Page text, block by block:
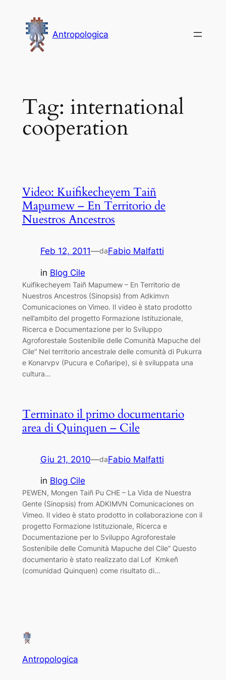
contenuto
Antropologica
Tag: international
cooperation
Video: Kuifikecheyem Taiñ
Mapumew – En Territorio de
Nuestros Ancestros
Feb 12, 2011—daFabio Malfatti
in Blog Cile
Kuifikecheyem Taiñ Mapumew – En Territorio de
Nuestros Ancestros (Sinopsis) from Adkimvn
Comunicaciones on Vimeo. Il video è stato prodotto
nell’ambito del progetto Formazione Istituzionale,
Ricerca e Documentazione per lo Sviluppo
Agroforestale Sostenibile delle Comunità Mapuche del
Cile” Nel territorio ancestrale delle comunità di Pukurra
e Konarvpv (Pucura e Coñaripe), si è sviluppata una
cultura…
Terminato il primo documentario
area di Quinquen – Cile
Giu 21, 2010—daFabio Malfatti
in Blog Cile
PEWEN, Mongen Taiñ Pu CHE – La Vida de Nuestra
Gente (Sinopsis) from ADKIMVN Comunicaciones on
Vimeo. Il video è stato prodotto in collaborazione con il
progetto Formazione Istituzionale, Ricerca e
Documentazione per lo Sviluppo Agroforestale
Sostenibile delle Comunità Mapuche del Cile” Questo
documentario è stato realizzato dal Lof Kmkeñ
(comunidad Quinquen) come risultato di…
Antropologica